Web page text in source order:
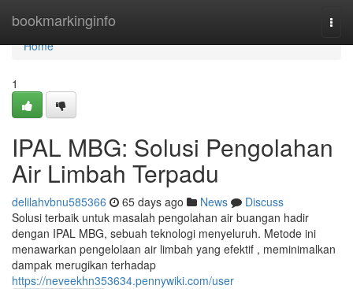
bookmarkinginfo
Home
Home
1
IPAL MBG: Solusi Pengolahan
Air Limbah Terpadu
delilahvbnu585366 65 days ago News
Discuss
Solusi terbaik untuk masalah pengolahan air buangan hadir
dengan IPAL MBG, sebuah teknologi menyeluruh. Metode ini
menawarkan pengelolaan air limbah yang efektif , meminimalkan
dampak merugikan terhadap
https://neveekhn353634.pennywiki.com/user